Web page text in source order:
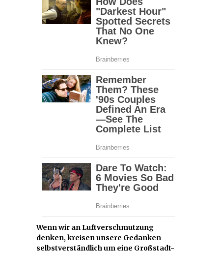
Wenn wir an Luftverschmutzung
denken, kreisen unsere Gedanken
selbstverständlich um eine Großstadt-